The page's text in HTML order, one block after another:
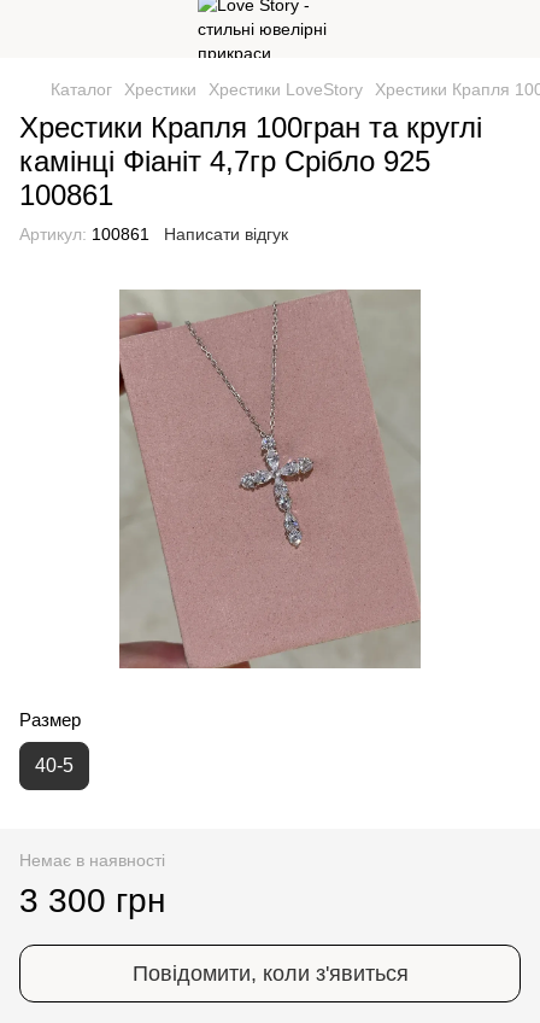
Каталог Хрестики Хрестики LoveStory Хрестики Крапля
Хрестики Крапля 100гран та круглі
камінці Фіаніт 4,7гр Срібло 925
100861
Артикул: 100861 Написати відгук
Размер
40-5
Немає в наявності
3 300 грн
Повідомити, коли з'явиться